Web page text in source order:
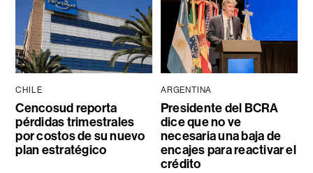
CHILE
Cencosud reporta
pérdidas trimestrales
por costos de su nuevo
plan estratégico
ARGENTINA
Presidente del BCRA
dice que no ve
necesaria una baja de
encajes para reactivar el
crédito